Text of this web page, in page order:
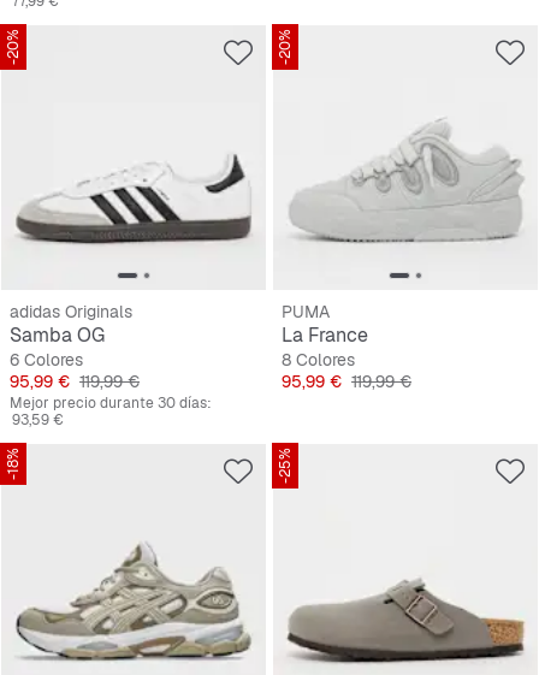
-20%
adidas Originals
Samba OG
6 Colores
Precio
95,99 € Precio original
119,99 €
Mejor precio durante 30 días:
93,59 €
-20%
PUMA
La France
8 Colores
Precio
95,99 € Precio original
119,99 €
-18% -25%